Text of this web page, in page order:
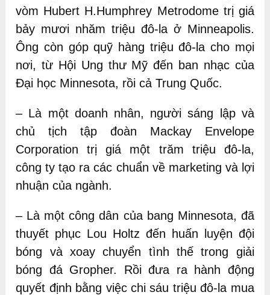
vòm Hubert H.Humphrey Metrodome trị giá
bảy mươi nhăm triệu đô-la ở Minneapolis.
Ông còn góp quỹ hàng triệu đô-la cho mọi
nơi, từ Hội Ung thư Mỹ đến ban nhạc của
Đại học Minnesota, rồi cả Trung Quốc.
– Là một doanh nhân, người sáng lập và
chủ tịch tập đoàn Mackay Envelope
Corporation trị giá một trăm triệu đô-la,
công ty tạo ra các chuẩn về marketing và lợi
nhuận của ngành.
– Là một công dân của bang Minnesota, đã
thuyết phục Lou Holtz đến huấn luyện đội
bóng và xoay chuyển tình thế trong giải
bóng đá Gropher. Rồi đưa ra hành động
quyết định bằng việc chi sáu triệu đô-la mua